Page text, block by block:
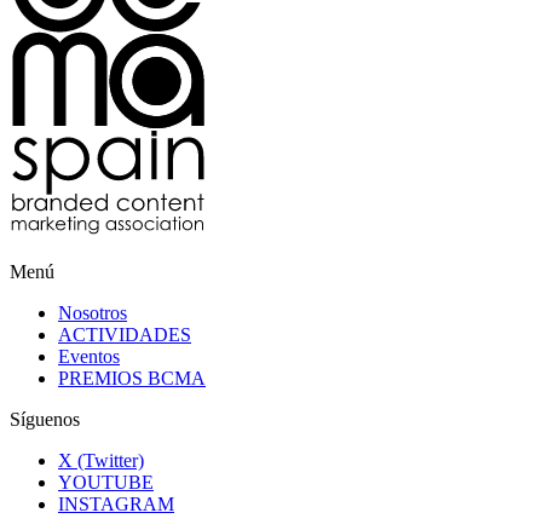
Menú
Nosotros
ACTIVIDADES
Eventos
PREMIOS BCMA
Síguenos
X (Twitter)
YOUTUBE
INSTAGRAM